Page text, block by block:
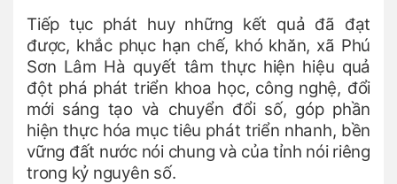
Tiếp tục phát huy những kết quả đã đạt
được, khắc phục hạn chế, khó khăn, xã Phú
Sơn Lâm Hà quyết tâm thực hiện hiệu quả
đột phá phát triển khoa học, công nghệ, đổi
mới sáng tạo và chuyển đổi số, góp phần
hiện thực hóa mục tiêu phát triển nhanh, bền
vững đất nước nói chung và của tỉnh nói riêng
trong kỷ nguyên số.